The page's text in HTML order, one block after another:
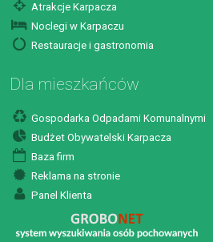
Atrakcje Karpacza
Noclegi w Karpaczu
Restauracje i gastronomia
Dla mieszkańców
Gospodarka Odpadami Komunalnymi
Budżet Obywatelski Karpacza
Baza firm
Reklama na stronie
Panel Klienta